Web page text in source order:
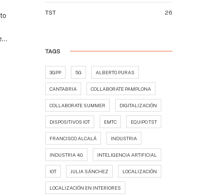
TST 26
TAGS
3GPP 5G ALBERTO PURAS
CANTABRIA COLLABORATE PAMPLONA
COLLABORATE SUMMER DIGITALIZACIÓN
DISPOSITIVOS IOT EMTC EQUIPO TST
FRANCISCO ALCALÁ INDUSTRIA
INDUSTRIA 4.0. INTELIGENCIA ARTIFICIAL
IOT JULIA SÁNCHEZ LOCALIZACIÓN
LOCALIZACIÓN EN INTERIORES